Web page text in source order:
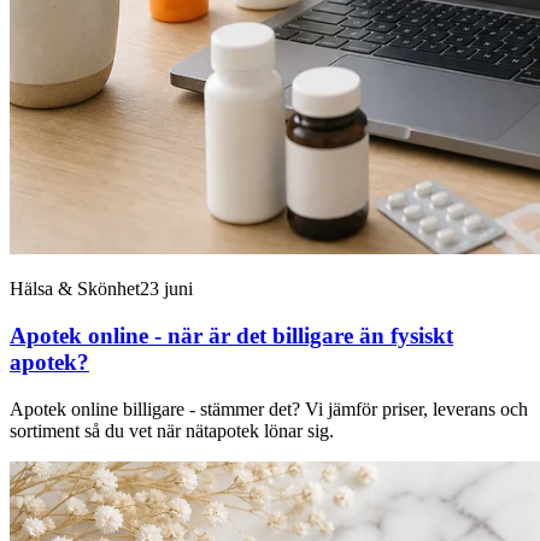
Hälsa & Skönhet23 juni
Apotek online - när är det billigare än fysiskt
apotek?
Apotek online billigare - stämmer det? Vi jämför priser, leverans och
sortiment så du vet när nätapotek lönar sig.